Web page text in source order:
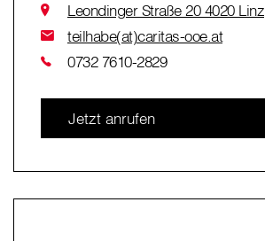
Leondinger Straße 20 4020 Linz
teilhabe(at)caritas-ooe.at
0732 7610-2829
Jetzt anrufen